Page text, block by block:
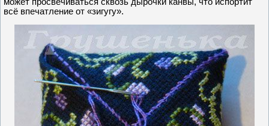
всё впечатление от «зигугу».